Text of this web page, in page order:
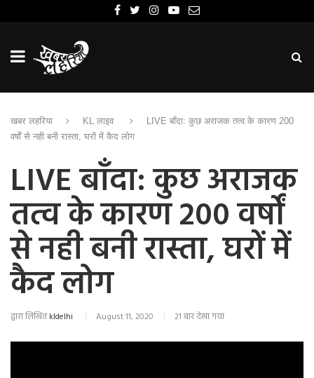
खबर लहरिया KL लाइव
LIVE बाँदा: कुछ अराजक तत्व के कारण 200
वर्षों से नही बनी रास्ता, घरों में कैद लोग
LIVE बाँदा: कुछ अराजक
तत्व के कारण 200 वर्षों
से नही बनी रास्ता, घरों में
कैद लोग
द्वारा लिखितkldelhi August 11, 2020 21 बार देखा गया